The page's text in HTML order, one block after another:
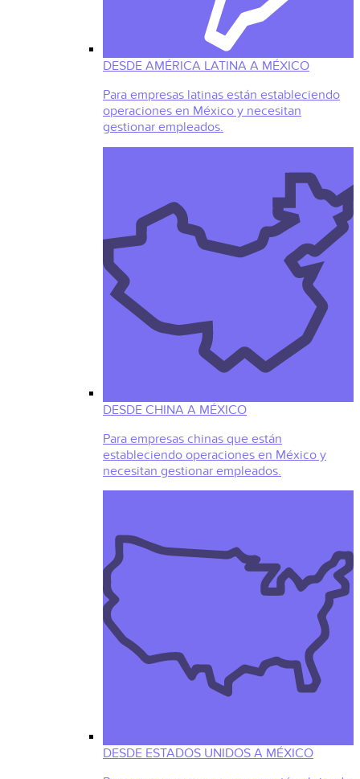
DESDE AMÉRICA LATINA A MÉXICO
Para empresas latinas están estableciendo
operaciones en México y necesitan
gestionar empleados.
DESDE CHINA A MÉXICO
Para empresas chinas que están
estableciendo operaciones en México y
necesitan gestionar empleados.
DESDE ESTADOS UNIDOS A MÉXICO